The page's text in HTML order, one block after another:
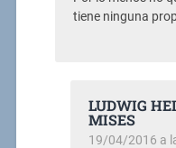
tiene ninguna
LUDWIG
MISES
19/04/2016 a